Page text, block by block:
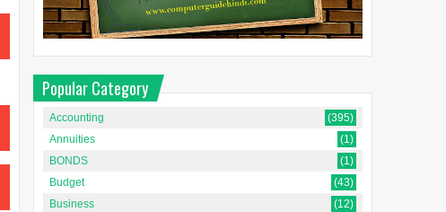
Popular Category
Accounting
(395)
Annuities
(1)
BONDS
(1)
Budget
(43)
Business
(12)